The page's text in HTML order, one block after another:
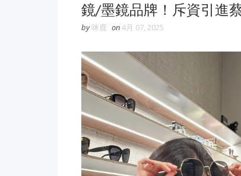
鏡/墨鏡品牌！斥資引進
by咪鹿 on4月 07, 2025